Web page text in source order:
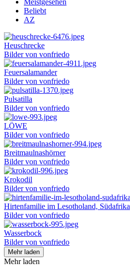
Beliebt
AZ
Heuschrecke
Bilder von vonfriedo
Feuersalamander
Bilder von vonfriedo
Pulsatilla
Bilder von vonfriedo
LÖWE
Bilder von vonfriedo
Breitmaulnashörner
Bilder von vonfriedo
Krokodil
Bilder von vonfriedo
Hirtenfamilie im Lesotholand, Südafrika
Bilder von vonfriedo
Wasserbock
Bilder von vonfriedo
Mehr laden
Mehr laden